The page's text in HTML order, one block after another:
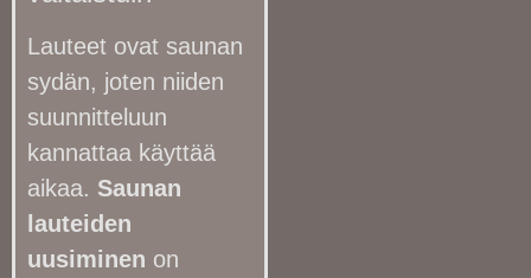
Lauteet ovat saunan
sydän, joten niiden
suunnitteluun
kannattaa käyttää
aikaa. Saunan
lauteiden
uusiminen on